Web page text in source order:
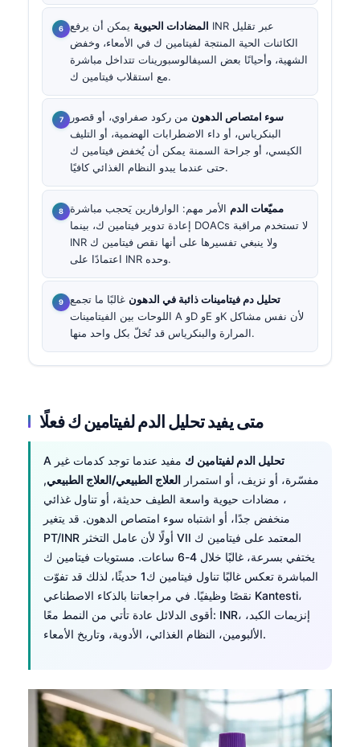
المضادات الحيوية يمكن أن يرفع INR عبر تقليل
الكائنات الحية المنتجة لفيتامين ك في الأمعاء، وخفض
الشهية، وأحيانًا بعض السيفالوسبورينات تتداخل مباشرة
مع استقلاب فيتامين ك.
سوء امتصاص الدهون من ركود صفراوي، أو قصور
البنكرياس، أو داء الاضطرابات الهضمية، أو التليف
الكيسي، أو جراحة السمنة يمكن أن يُخفض فيتامين ك
حتى عندما يبدو النظام الغذائي كافيًا.
مميّعات الدم الأمر مهم: الوارفارين يَحجب مباشرة
إعادة تدوير فيتامين ك، بينما DOACs لا تستخدم مراقبة
INR ولا ينبغي تفسيرها على أنها نقص فيتامين ك
اعتمادًا على INR وحده.
تحليل دم فيتامينات ذائبة في الدهون غالبًا ما تجمع
اللوحات بين الفيتامينات A وD وE وK لأن نفس مشاكل
المرارة والبنكرياس قد تُخلّ بكل واحد منها.
متى يفيد تحليل الدم لفيتامين ك فعلًا
A تحليل الدم لفيتامين ك مفيد عندما توجد كدمات غير
مفسّرة، أو نزيف، أو استمرار العلاج الطبيعي/العلاج الطبيعي,
، مضادات حيوية واسعة الطيف حديثة، أو تناول غذائي
منخفض جدًا، أو اشتباه سوء امتصاص الدهون. قد يتغير
PT/INR أولًا لأن عامل التخثر VII المعتمد على فيتامين ك
يختفي بسرعة، غالبًا خلال 4-6 ساعات. مستويات فيتامين ك
المباشرة تعكس غالبًا تناول فيتامين ك1 حديثًا، لذلك قد تفوّت
نقصًا وظيفيًا. في مراجعاتنا بالذكاء الاصطناعي Kantesti،
أقوى الدلائل عادة تأتي من النمط معًا: INR، إنزيمات الكبد،
الألبومين، النظام الغذائي، الأدوية، وتاريخ الأمعاء.